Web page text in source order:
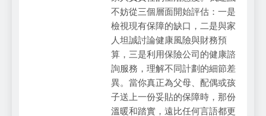
不妨從三個層面開始評估：一是
檢視現有保障的缺口，二是與家
人坦誠討論健康風險與財務預
算，三是利用保險公司的健康諮
詢服務，理解不同計劃的細節差
異。當你真正為父母、配偶或孩
子送上一份妥貼的保障時，那份
溫暖和踏實，遠比任何言語都更